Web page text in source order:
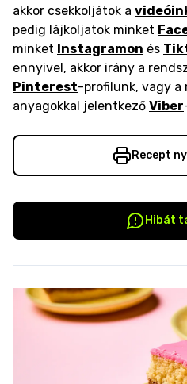
akkor csekkoljátok a
pedig lájkoljatok minket
minket Instagramon és
ennyivel, akkor irány a
Pinterest-profilunk, vagy a
anyagokkal jelentkező Viber
Recept
Hibát